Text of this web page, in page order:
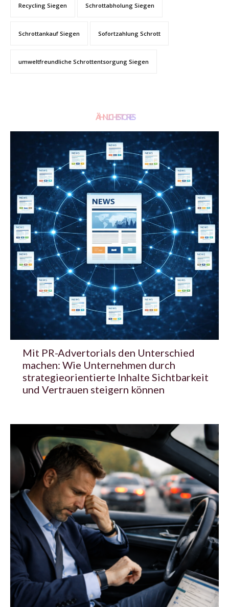
Recycling Siegen Schrottabholung Siegen
Schrottankauf Siegen Sofortzahlung Schrott
umweltfreundliche Schrottentsorgung Siegen
ÄHNLICHE STORIES
Mit PR-Advertorials den Unterschied
machen: Wie Unternehmen durch
strategieorientierte Inhalte Sichtbarkeit
und Vertrauen steigern können